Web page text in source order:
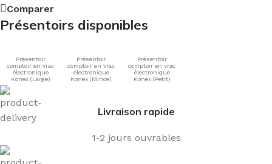
Comparer
Présentoirs disponibles
Présentoir
comptoir en vrac
électronique
Konex (Large)
Présentoir
comptoir en vrac
électronique
Konex (Mince)
Présentoir
comptoir en vrac
électronique
Konex (Petit)
Livraison rapide
1-2 jours ouvrables